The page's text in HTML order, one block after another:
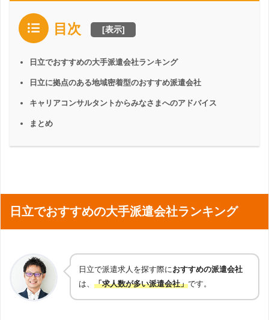
目次 [表示]
日立でおすすめの大手派遣会社ランキング
日立に拠点のある地域密着型のおすすめ派遣会社
キャリアコンサルタントからみなさまへのアドバイス
まとめ
日立でおすすめの大手派遣会社ランキング
日立で派遣求人を探す際に おすすめの派遣会社
は、 「求人数が多い派遣会社」です。